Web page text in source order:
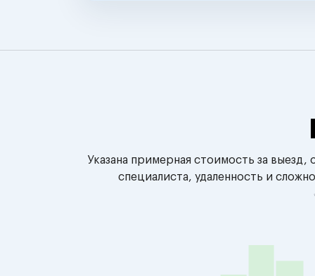
Указана примерная стоимость за
специалиста, удаленность и